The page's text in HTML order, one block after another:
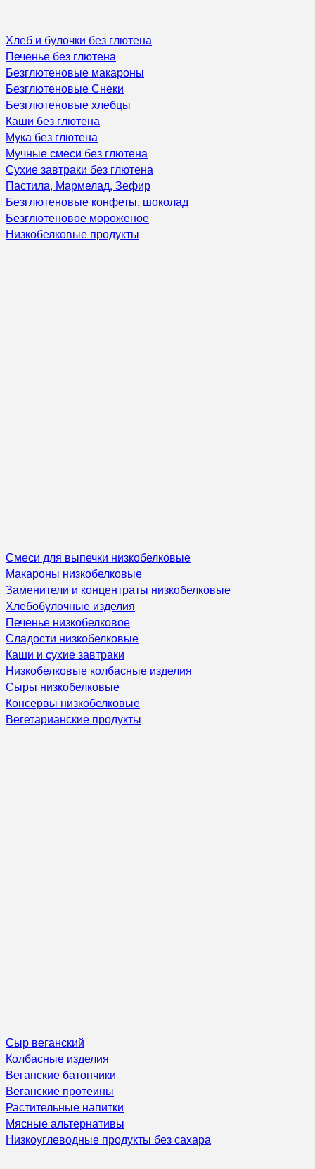
Хлеб и булочки без глютена
Печенье без глютена
Безглютеновые макароны
Безглютеновые Снеки
Безглютеновые хлебцы
Каши без глютена
Мука без глютена
Мучные смеси без глютена
Сухие завтраки без глютена
Пастила, Мармелад, Зефир
Безглютеновые конфеты, шоколад
Безглютеновое мороженое
Низкобелковые продукты
Смеси для выпечки низкобелковые
Макароны низкобелковые
Заменители и концентраты низкобелковые
Хлебобулочные изделия
Печенье низкобелковое
Сладости низкобелковые
Каши и сухие завтраки
Низкобелковые колбасные изделия
Сыры низкобелковые
Консервы низкобелковые
Вегетарианские продукты
Сыр веганский
Колбасные изделия
Веганские батончики
Веганские протеины
Растительные напитки
Мясные альтернативы
Низкоуглеводные продукты без сахара